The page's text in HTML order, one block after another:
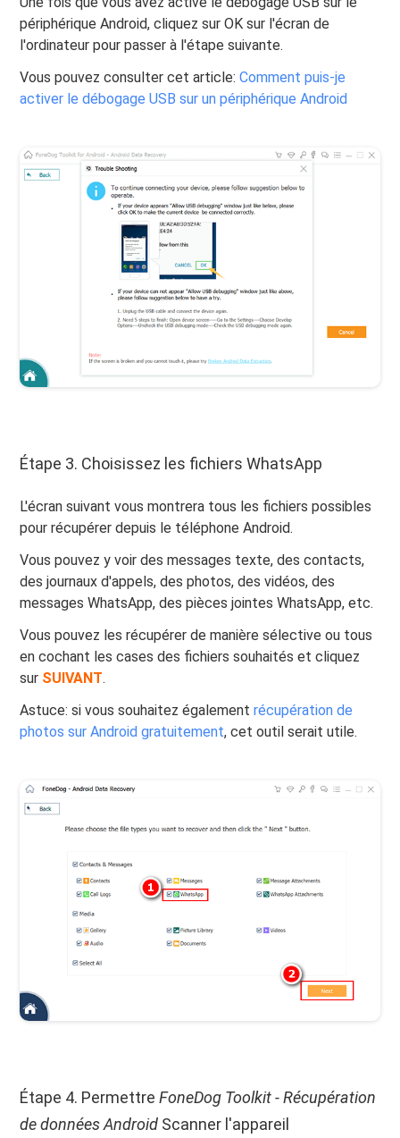
périphérique Android, cliquez sur OK sur l'écran de
l'ordinateur pour passer à l'étape suivante.
Vous pouvez consulter cet article:Comment puis-je
activer le débogage USB sur un périphérique Android
Étape 3. Choisissez les fichiers WhatsApp
L'écran suivant vous montrera tous les fichiers possibles
pour récupérer depuis le téléphone Android.
Vous pouvez y voir des messages texte, des contacts,
des journaux d'appels, des photos, des vidéos, des
messages WhatsApp, des pièces jointes WhatsApp, etc.
Vous pouvez les récupérer de manière sélective ou tous
en cochant les cases des fichiers souhaités et cliquez
sur SUIVANT.
Astuce: si vous souhaitez égalementrécupération de
photos sur Android gratuitement, cet outil serait utile.
Étape 4. PermettreFoneDog Toolkit - Récupération
de données Android Scanner l'appareil